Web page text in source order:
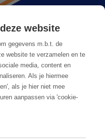
votre région
website
gegevens m.b.t. de
website te verzamelen en te
media, content en
Als je hiermee
als je hier niet mee
aanpassen via 'cookie-